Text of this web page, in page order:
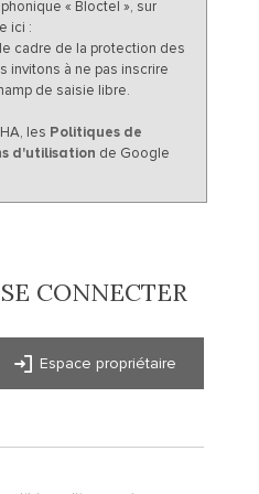
« Bloctel », sur
ici :
cadre de la protection des
invitons à ne pas inscrire
de saisie libre.
les Politiques de
d'utilisation de Google
SE CONNECTER
Espace propriétaire